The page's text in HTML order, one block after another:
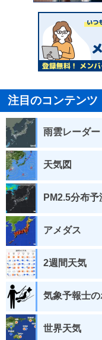
注目のコンテンツ
雨雲レーダー
天気図
PM2.5分布予
アメダス
2週間天気
気象予報士
世界天気